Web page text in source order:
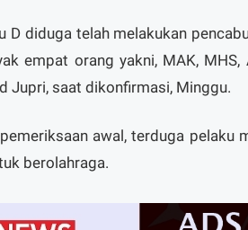
D diduga telah melakukan
empat orang yakni, MAK, MHS,
Jupri, saat dikonfirmasi, Minggu.
awal, terduga pelaku
berolahraga.